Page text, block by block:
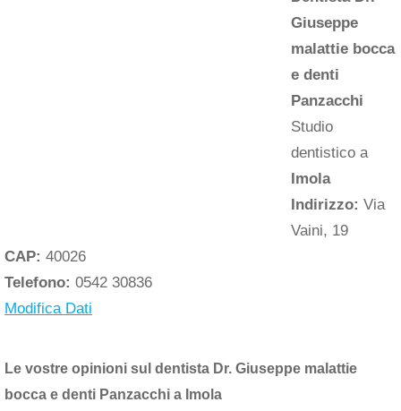
Giuseppe
malattie bocca
e denti
Panzacchi
Studio
dentistico a
Imola
Indirizzo: Via
Vaini, 19
CAP: 40026
Telefono: 0542 30836
Modifica Dati
Le vostre opinioni sul dentista Dr. Giuseppe malattie
bocca e denti Panzacchi a Imola